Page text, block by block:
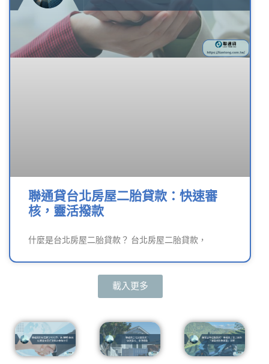
聯通貸台北房屋二胎貸款：快速審
核，靈活撥款
什麼是台北房屋二胎貸款？ 台北房屋二胎貸款，
載入更多